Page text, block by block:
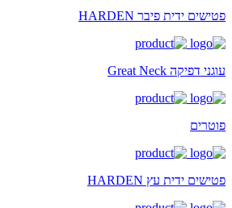
פטישים ידית פיבר HARDEN
עוגני דפיקה Great Neck
פוטרים
פטישים ידית עץ HARDEN